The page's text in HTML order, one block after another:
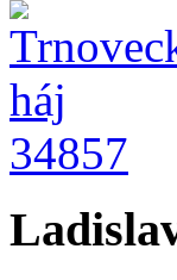
34857